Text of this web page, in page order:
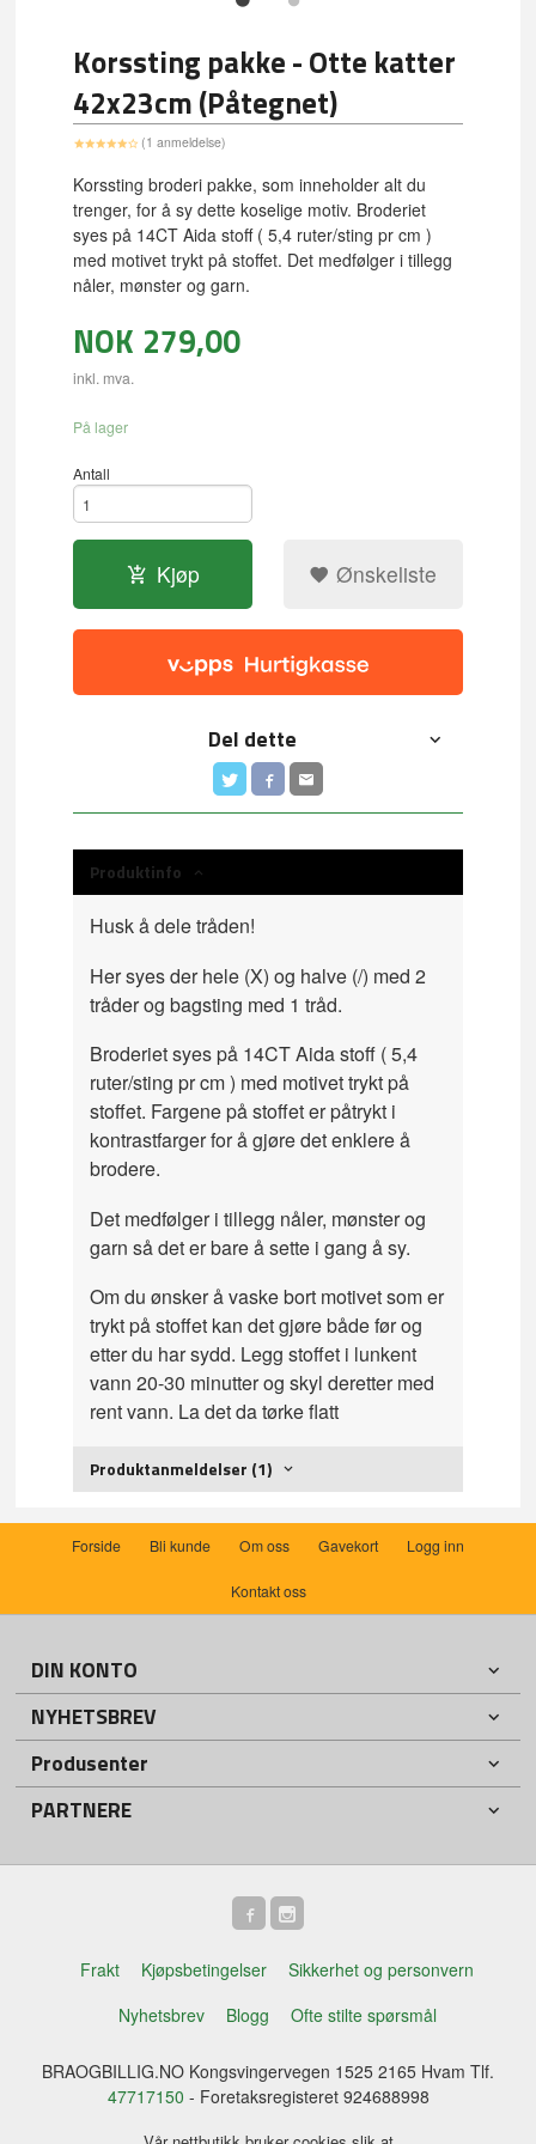
Korssting pakke - Otte katter
42x23cm (Påtegnet)
(1 anmeldelse)
Korssting broderi pakke, som inneholder alt du
trenger, for å sy dette koselige motiv. Broderiet
syes på 14CT Aida stoff ( 5,4 ruter/sting pr cm )
med motivet trykt på stoffet. Det medfølger i tillegg
nåler, mønster og garn.
NOK 279,00
inkl. mva.
På lager
Antall
Kjøp Ønskeliste
Del dette
Produktinfo
Husk å dele tråden!
Her syes der hele (X) og halve (/) med 2
tråder og bagsting med 1 tråd.
Broderiet syes på 14CT Aida stoff ( 5,4
ruter/sting pr cm ) med motivet trykt på
stoffet. Fargene på stoffet er påtrykt i
kontrastfarger for å gjøre det enklere å
brodere.
Det medfølger i tillegg nåler, mønster og
garn så det er bare å sette i gang å sy.
Om du ønsker å vaske bort motivet som er
trykt på stoffet kan det gjøre både før og
etter du har sydd. Legg stoffet i lunkent
vann 20-30 minutter og skyl deretter med
rent vann. La det da tørke flatt
Produktanmeldelser (1)
Forside Bli kunde Om oss Gavekort Logg inn
Kontakt oss
DIN KONTO
NYHETSBREV
Produsenter
PARTNERE
Frakt Kjøpsbetingelser
Sikkerhet og personvern
Nyhetsbrev
Blogg Ofte stilte spørsmål
BRAOGBILLIG.NO Kongsvingervegen 1525 2165 Hvam Tlf.
47717150 - Foretaksregisteret 924688998